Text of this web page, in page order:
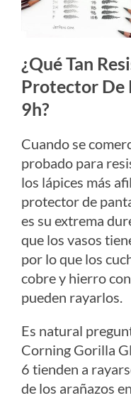
¿Qué Tan
Protector De
9h?
Cuando se
probado para
los lápices más
protector de
es su extrema
que los vasos
por lo que los
cobre y hierro
pueden rayarlos.
Es natural
Corning Gorilla
6 tienden a
de los arañazos